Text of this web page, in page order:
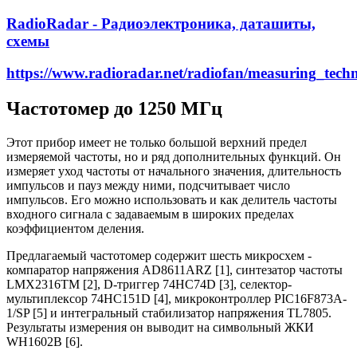
RadioRadar - Радиоэлектроника, даташиты,
схемы
https://www.radioradar.net/radiofan/
Частотомер до 1250 МГц
Этот прибор имеет не только большой верхний предел
измеряемой частоты, но и ряд дополнительных функций. Он
измеряет уход частоты от начального значения, длительность
импульсов и пауз между ними, подсчитывает число
импульсов. Его можно использовать и как делитель частоты
входного сигнала с задаваемым в широких пределах
коэффициентом деления.
Предлагаемый частотомер содержит шесть микросхем -
компаратор напряжения AD8611ARZ [1], синтезатор частоты
LMX2316TM [2], D-триггер 74HC74D [3], селектор-
мультиплексор 74HC151D [4], микроконтроллер PIC16F873A-
1/SP [5] и интегральный стабилизатор напряжения TL7805.
Результаты измерения он выводит на символьный ЖКИ
WH1602B [6].